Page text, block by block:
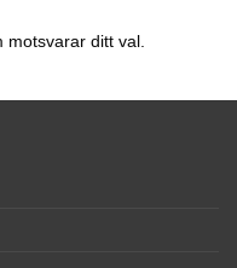
ditt val.